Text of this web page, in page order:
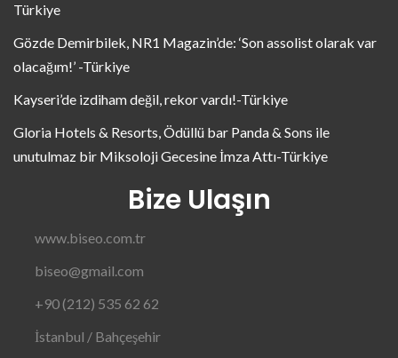
Türkiye
Gözde Demirbilek, NR1 Magazin’de: ‘Son assolist olarak var
olacağım!’ -Türkiye
Kayseri’de izdiham değil, rekor vardı!-Türkiye
Gloria Hotels & Resorts, Ödüllü bar Panda & Sons ile
unutulmaz bir Miksoloji Gecesine İmza Attı-Türkiye
Bize Ulaşın
www.biseo.com.tr
biseo@gmail.com
+90 (212) 535 62 62
İstanbul / Bahçeşehir